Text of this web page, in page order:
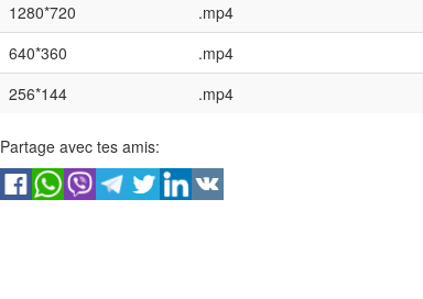
1280*720
.mp4
640*360
.mp4
256*144
.mp4
Partage avec tes amis: